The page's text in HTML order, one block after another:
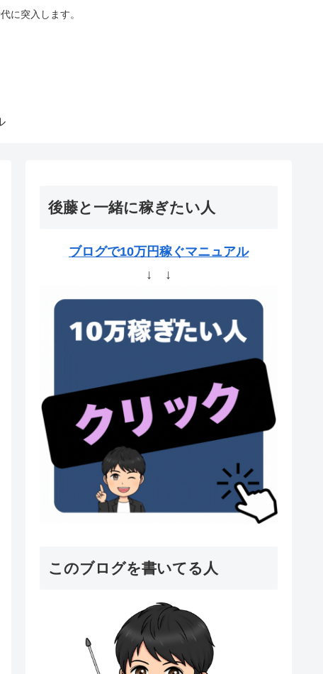
に突入します。
後藤と一緒に稼ぎたい人
ブログで10万円稼ぐマニュアル
↓ ↓
このブログを書いてる人